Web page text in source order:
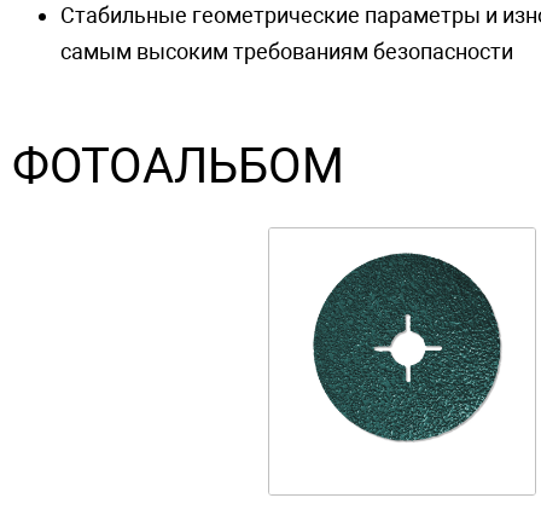
Стабильные геометрические параметры и
самым высоким требованиям безопасности
ФОТОАЛЬБОМ